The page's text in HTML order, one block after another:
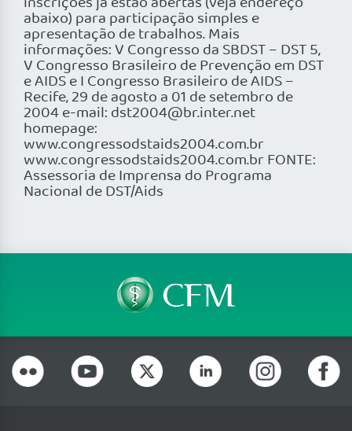
abaixo) para participação simples e
apresentação de trabalhos. Mais
informações: V Congresso da SBDST – DST 5,
V Congresso Brasileiro de Prevenção em DST
e AIDS e I Congresso Brasileiro de AIDS –
Recife, 29 de agosto a 01 de setembro de
2004 e-mail: dst2004@br.inter.net
homepage:
www.congressodstaids2004.com.br
www.congressodstaids2004.com.br FONTE:
Assessoria de Imprensa do Programa
Nacional de DST/Aids